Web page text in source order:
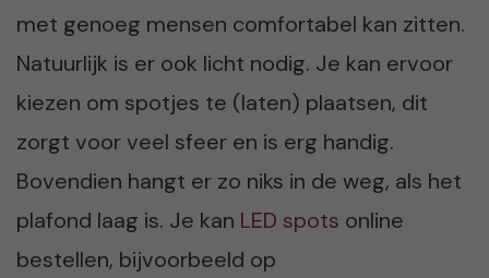
met genoeg mensen comfortabel kan zitten.
Natuurlijk is er ook licht nodig. Je kan ervoor
kiezen om spotjes te (laten) plaatsen, dit
zorgt voor veel sfeer en is erg handig.
Bovendien hangt er zo niks in de weg, als het
plafond laag is. Je kan LED spots online
bestellen, bijvoorbeeld op